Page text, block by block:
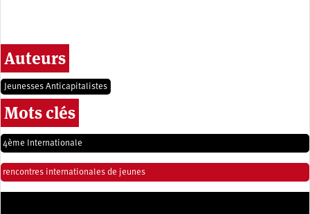
Auteurs
Jeunesses Anticapitalistes
Mots clés
4ème Internationale
rencontres internationales de jeunes